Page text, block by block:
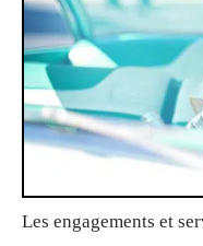
Les engagements et